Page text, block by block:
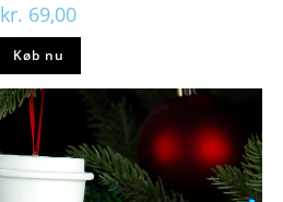
kr. 69,00
Køb nu